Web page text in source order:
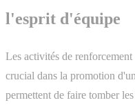
l'esprit d'équipe
Les activités de
crucial dans la promotion
permettent de faire tomber